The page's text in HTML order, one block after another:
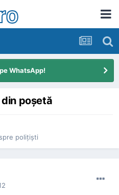
WhatsApp!
poşetă
poliţişti